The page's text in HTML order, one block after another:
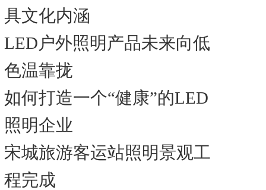
具文化内涵
LED户外照明产品未来向低
色温靠拢
如何打造一个“健康”的LED
照明企业
宋城旅游客运站照明景观工
程完成